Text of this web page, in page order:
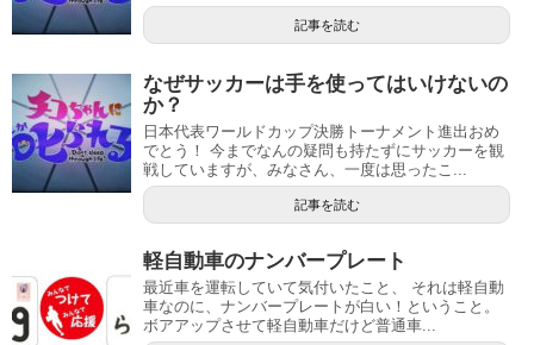
記事を読む
なぜサッカーは手を使ってはいけないの
か？
日本代表ワールドカップ決勝トーナメント進出おめ
でとう！ 今までなんの疑問も持たずにサッカーを観
戦していますが、みなさん、一度は思ったこ...
記事を読む
軽自動車のナンバープレート
最近車を運転していて気付いたこと、 それは軽自動
車なのに、ナンバープレートが白い！ということ。
ボアアップさせて軽自動車だけど普通車...